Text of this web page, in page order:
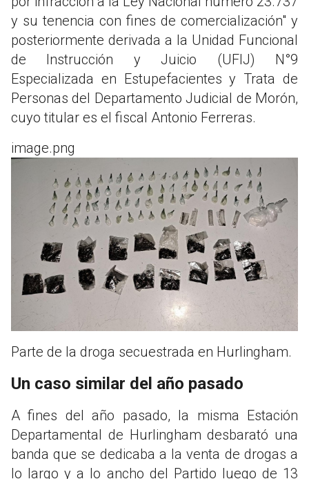
y su tenencia con fines de comercialización" y
posteriormente derivada a la Unidad Funcional
de Instrucción y Juicio (UFIJ) N°9
Especializada en Estupefacientes y Trata de
Personas del Departamento Judicial de Morón,
cuyo titular es el fiscal Antonio Ferreras.
image.png
Parte de la droga secuestrada en Hurlingham.
Un caso similar del año pasado
A fines del año pasado, la misma Estación
Departamental de Hurlingham desbarató una
banda que se dedicaba a la venta de drogas a
lo largo y a lo ancho del Partido luego de 13